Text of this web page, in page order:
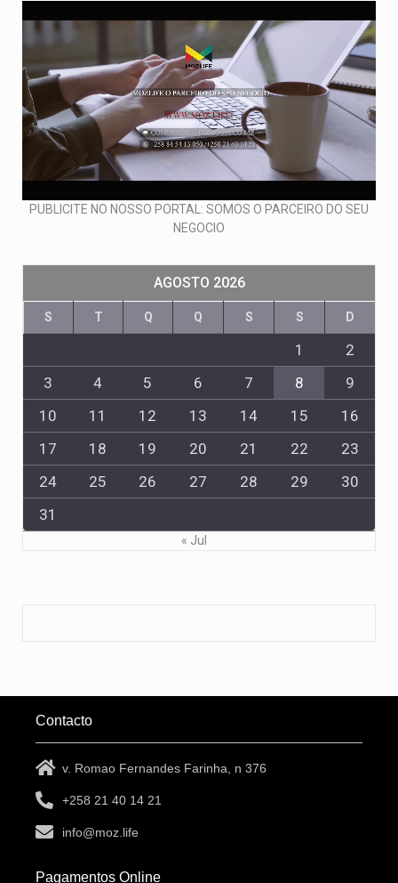
PUBLICITE NO NOSSO PORTAL: SOMOS O PARCEIRO DO SEU
NEGOCIO
AGOSTO 2026
S T Q Q S S D
1
2
3
4 5 6 7 8
9
10
11 12 13 14 15
16
17
18 19 20 21 22
23
24
25 26 27 28 29
30
31
« Jul
Contacto
v. Romao Fernandes Farinha, n 376
+258 21 40 14 21
info@moz.life
Pagamentos Online